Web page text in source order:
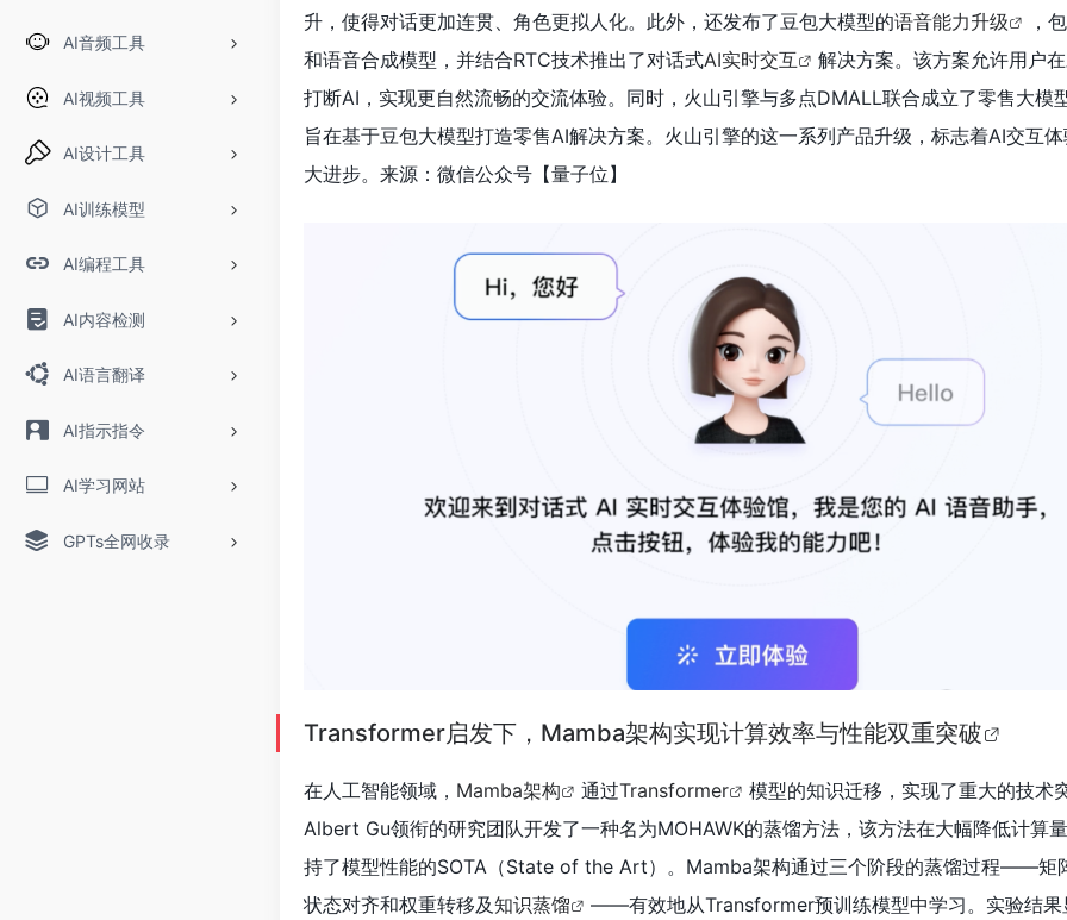
AI音频工具
AI视频工具
AI设计工具
AI训练模型
AI编程工具
AI内容检测
AI语言翻译
AI指示指令
AI学习网站
GPTs全网收录
升，使得对话更加连贯、角色更拟人化。此外，还发布了豆包大模型的语音能力升级
，
和语音合成模型，并结合RTC技术推出了对话式AI实时交互
解决方案。该方案允许用户
打断AI，实现更自然流畅的交流体验。同时，火山引擎与多点DMALL联合成立了零售大模
旨在基于豆包大模型打造零售AI解决方案。火山引擎的这一系列产品升级，标志着AI交互
大进步。来源：微信公众号【量子位】
Transformer启发下，Mamba架构实现计算效率与性能双重突破
在人工智能领域， Mamba架构 通过Transformer
模型的知识迁移，实现了重大的技术
Albert Gu领衔的研究团队开发了一种名为MOHAWK的蒸馏方法，该方法在大幅降低计算
持了模型性能的SOTA（State of the Art）。Mamba架构通过三个阶段的蒸馏过程——矩
状态对齐和权重转移及知识蒸馏
——有效地从Transformer预训练模型中学习。实验结果